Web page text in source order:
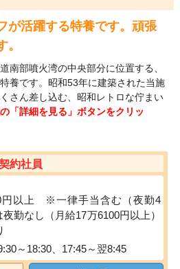
が活躍する特養です。頑張
南部噴火湾の中央部分に位置する、
養です。昭和53年に建築された当施
さん差し込む、昭和レトロな佇まい
「詳細を見る」ボタンをクリッ
約社員
円以上 ※一律手当含む（夜勤4
勤なし（月給17万6100円以上）
～18:30、17:45～翌8:45